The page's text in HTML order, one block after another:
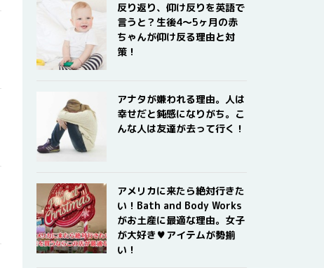
反り返り、仰け反りを英語で
言うと？生後4〜5ヶ月の赤
ちゃんが仰け反る理由と対
策！
アナタが嫌われる理由。人は
幸せだと鈍感になりがち。こ
んな人は友達が去って行く！
アメリカに来たら絶対行きた
い！Bath and Body Works
がお土産に最適な理由。女子
が大好き♥アイテムが勢揃
い！